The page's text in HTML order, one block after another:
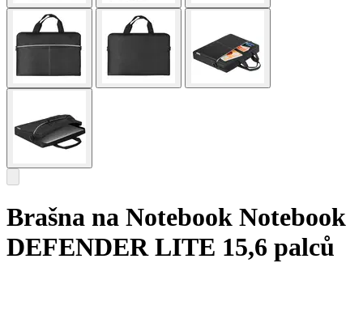
Brašna na Notebook Notebook
DEFENDER LITE 15,6 palců